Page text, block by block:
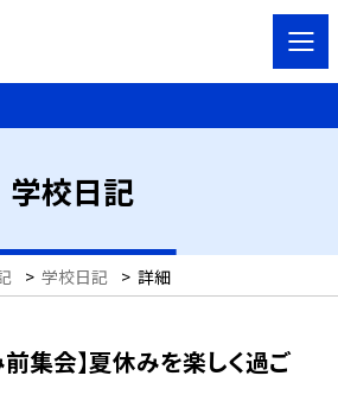
学校日記
> 学校日記 > 詳細
集会】夏休みを楽しく過ご